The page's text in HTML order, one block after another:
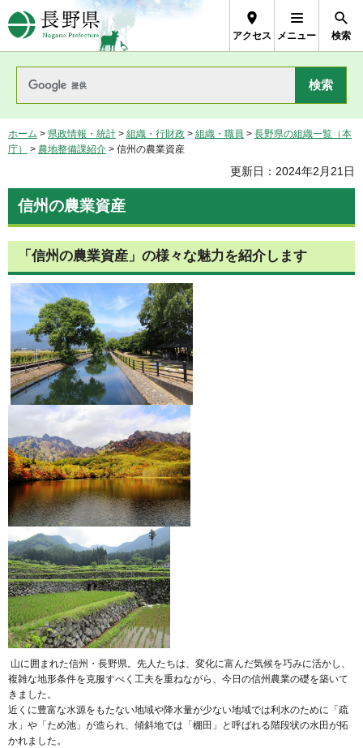
長野県Nagano Prefecture
アクセス メニュー 検索
ホーム > 県政情報・統計 > 組織・行財政 > 組織・職員 > 長野県の組織一覧（本
庁）
> 農地整備課紹介 > 信州の農業資産
更新日：2024年2月21日
信州の農業資産
「信州の農業資産」の様々な魅力を紹介します
山に囲まれた信州・長野県。先人たちは、変化に富んだ気候を巧みに活かし、
複雑な地形条件を克服すべく工夫を重ねながら、今日の信州農業の礎を築いて
きました。
近くに豊富な水源をもたない地域や降水量が少ない地域では利水のために「疏
水」や「ため池」が造られ、傾斜地では「棚田」と呼ばれる階段状の水田が拓
かれました。